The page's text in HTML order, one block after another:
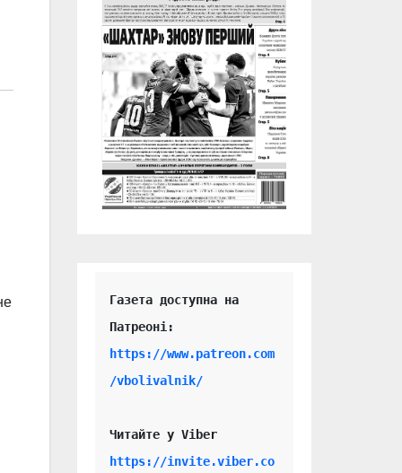
Газета доступна на
https://www.patreon.com
/vbolivalnik/
Читайте у Viber
https://invite.viber.co